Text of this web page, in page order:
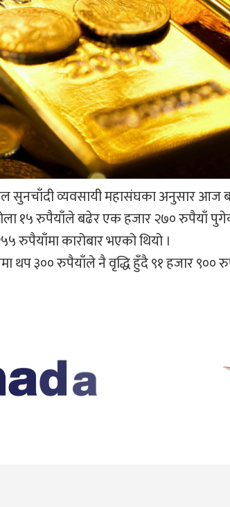
सुनचाँदी व्यवसायी महासंघका अनुसार आज
१५ रुपैयाँले बढेर एक हजार २७० रुपैयाँ
रुपैयाँमा कारोबार भएको थियो ।
३०० रुपैयाँले नै वृद्धि हुँदै ९१ हजार ९००